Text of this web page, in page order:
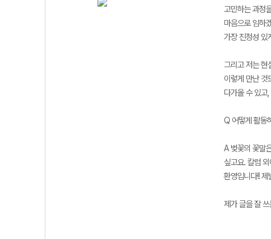
고민하는 과정
마음으로 임하
가장 진정성 있
그리고 저는 현
이렇게 만난 것
다가올 수 있고
Q 어떻게 활동
A 벚꽃의 꽃말
싶고요. 칼럼
환영입니다!!
제가 글을 잘